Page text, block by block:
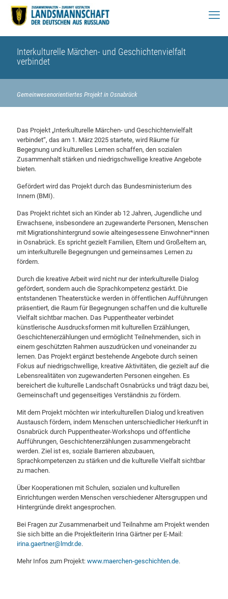
Interkulturelle Märchen- und Geschichtenvielfalt
verbindet
Gemeinwesenorientiertes Projekt in Osnabrück
Das Projekt „Interkulturelle Märchen- und Geschichtenvielfalt
verbindet“, das am 1. März 2025 startete, wird Räume für
Begegnung und kulturelles Lernen schaffen, den sozialen
Zusammenhalt stärken und niedrigschwellige kreative Angebote
bieten.
Gefördert wird das Projekt durch das Bundesministerium des
Innern (BMI).
Das Projekt richtet sich an Kinder ab 12 Jahren, Jugendliche und
Erwachsene, insbesondere an zugewanderte Personen, Menschen
mit Migrationshintergrund sowie alteingesessene Einwohner*innen
in Osnabrück. Es spricht gezielt Familien, Eltern und Großeltern an,
um interkulturelle Begegnungen und gemeinsames Lernen zu
fördern.
Durch die kreative Arbeit wird nicht nur der interkulturelle Dialog
gefördert, sondern auch die Sprachkompetenz gestärkt. Die
entstandenen Theaterstücke werden in öffentlichen Aufführungen
präsentiert, die Raum für Begegnungen schaffen und die kulturelle
Vielfalt sichtbar machen. Das Puppentheater verbindet
künstlerische Ausdrucksformen mit kulturellen Erzählungen,
Geschichtenerzählungen und ermöglicht Teilnehmenden, sich in
einem geschützten Rahmen auszudrücken und voneinander zu
lernen. Das Projekt ergänzt bestehende Angebote durch seinen
Fokus auf niedrigschwellige, kreative Aktivitäten, die gezielt auf die
Lebensrealitäten von zugewanderten Personen eingehen. Es
bereichert die kulturelle Landschaft Osnabrücks und trägt dazu bei,
Gemeinschaft und gegenseitiges Verständnis zu fördern.
Mit dem Projekt möchten wir interkulturellen Dialog und kreativen
Austausch fördern, indem Menschen unterschiedlicher Herkunft in
Osnabrück durch Puppentheater-Workshops und öffentliche
Aufführungen, Geschichtenerzählungen zusammengebracht
werden. Ziel ist es, soziale Barrieren abzubauen,
Sprachkompetenzen zu stärken und die kulturelle Vielfalt sichtbar
zu machen.
Über Kooperationen mit Schulen, sozialen und kulturellen
Einrichtungen werden Menschen verschiedener Altersgruppen und
Hintergründe direkt angesprochen.
Bei Fragen zur Zusammenarbeit und Teilnahme am Projekt wenden
Sie sich bitte an die Projektleiterin Irina Gärtner per E-Mail:
irina.gaertner@lmdr.de.
Mehr Infos zum Projekt: www.maerchen-geschichten.de.